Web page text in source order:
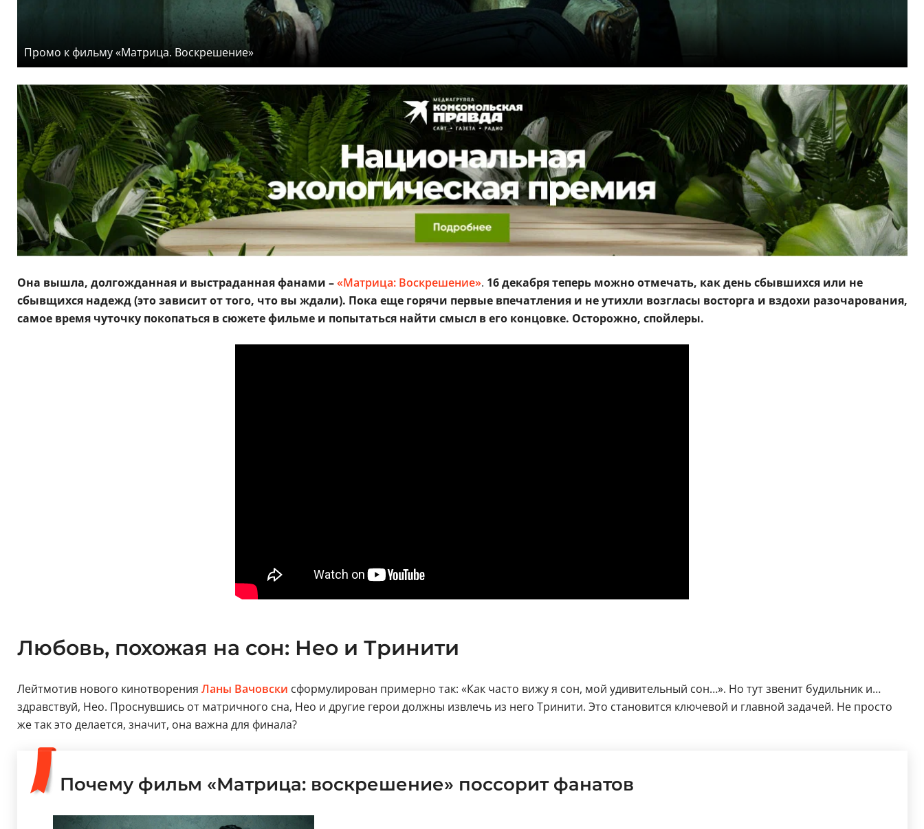
Промо к фильму «Матрица. Воскрешение»
Она вышла, долгожданная и выстраданная фанами –«Матрица: Воскрешение». 16 декабря теперь можно отмечать, как день сбывшихся или не
сбывщихся надежд (это зависит от того, что вы ждали). Пока еще горячи первые впечатления и не утихли возгласы восторга и вздохи разочарования,
самое время чуточку покопаться в сюжете фильме и попытаться найти смысл в его концовке. Осторожно, спойлеры.
Любовь, похожая на сон: Нео и Тринити
Лейтмотив нового кинотворения Ланы Вачовски сформулирован примерно так: «Как часто вижу я сон, мой удивительный сон…». Но тут звенит будильник и…
здравствуй, Нео. Проснувшись от матричного сна, Нео и другие герои должны извлечь из него Тринити. Это становится ключевой и главной задачей. Не просто
же так это делается, значит, она важна для финала?
Почему фильм «Матрица: воскрешение» поссорит фанатов